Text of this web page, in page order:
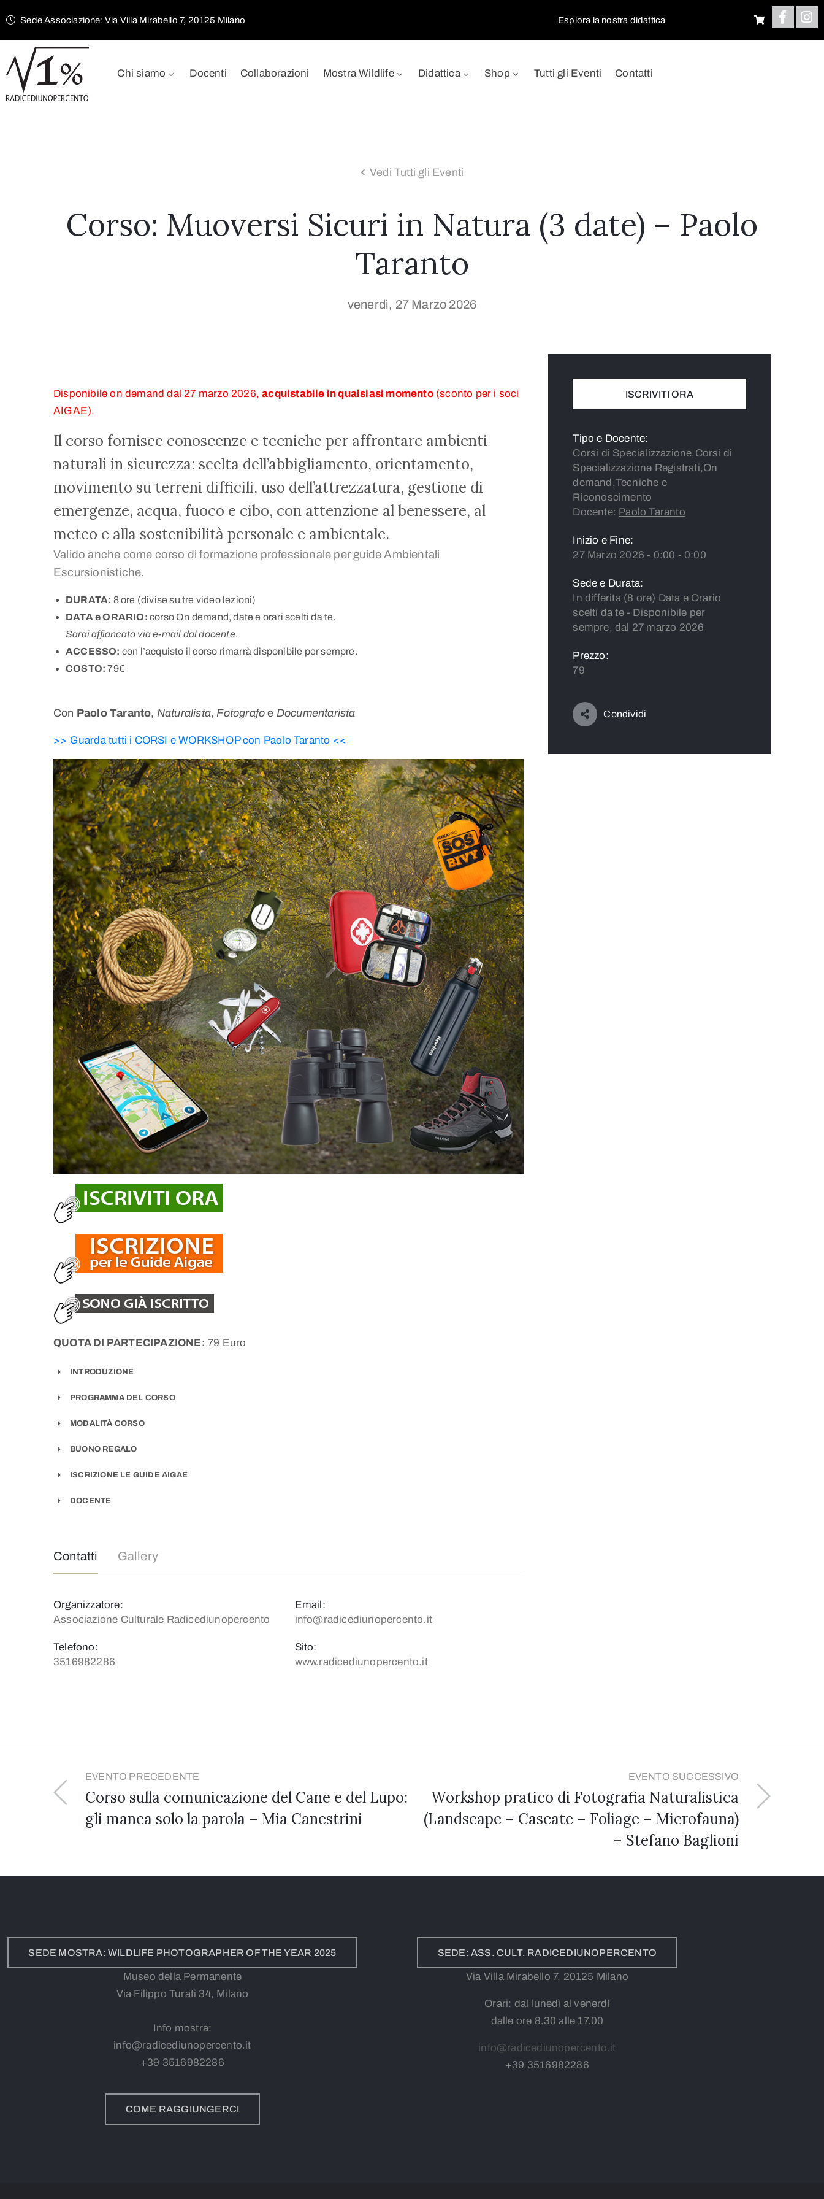
Sede Associazione: Via Villa Mirabello 7, 20125 Milano Esplora la nostra didattica
Chi siamo Docenti Collaborazioni Mostra Wildlife Didattica Shop Tutti gli Eventi Contatti
Vedi Tutti gli Eventi
Corso: Muoversi Sicuri in Natura (3 date) – Paolo
Taranto
venerdì, 27 Marzo 2026
Disponibile on demand dal 27 marzo 2026,acquistabile in qualsiasi momento(sconto per i soci
AIGAE).
Il corso fornisce conoscenze e tecniche per affrontare ambienti
naturali in sicurezza: scelta dell’abbigliamento, orientamento,
movimento su terreni difficili, uso dell’attrezzatura, gestione di
emergenze, acqua, fuoco e cibo, con attenzione al benessere, al
meteo e alla sostenibilità personale e ambientale.
Valido anche come corso di formazione professionale per guide Ambientali
Escursionistiche.
DURATA: 8 ore (divise su tre video lezioni)
DATA e ORARIO: corso On demand, date e orari scelti da te.
Sarai affiancato via e-mail dal docente.
ACCESSO: con l’acquisto il corso rimarrà disponibile per sempre.
COSTO: 79€
Con Paolo Taranto, Naturalista, Fotografo e Documentarista
>> Guarda tutti i CORSI e WORKSHOP con Paolo Taranto <<
QUOTA DI PARTECIPAZIONE: 79 Euro
INTRODUZIONE
PROGRAMMA DEL CORSO
MODALITÀ CORSO
BUONO REGALO
ISCRIZIONE LE GUIDE AIGAE
3 crediti formativi
DOCENTE
Contatti Gallery
Organizzatore:
Associazione Culturale Radicediunopercento
Telefono:
3516982286
Email:
info@radicediunopercento.it
Sito:
www.radicediunopercento.it
ISCRIVITI ORA
Tipo e Docente:
Corsi di Specializzazione,Corsi di
Specializzazione Registrati,On
demand,Tecniche e
Riconoscimento
Docente: Paolo Taranto
Inizio e Fine:
27 Marzo 2026 - 0:00 - 0:00
Sede e Durata:
In differita (8 ore) Data e Orario
scelti da te - Disponibile per
sempre, dal 27 marzo 2026
Prezzo:
79
Condividi
EVENTO PRECEDENTE
Corso sulla comunicazione del Cane e del Lupo:
gli manca solo la parola – Mia Canestrini
EVENTO SUCCESSIVO
Workshop pratico di Fotografia Naturalistica
(Landscape – Cascate – Foliage – Microfauna)
– Stefano Baglioni
SEDE MOSTRA: WILDLIFE PHOTOGRAPHER OF THE YEAR 2025
Museo della Permanente
Via Filippo Turati 34, Milano
Info mostra:
info@radicediunopercento.it
+39 3516982286
COME RAGGIUNGERCI
SEDE: ASS. CULT. RADICEDIUNOPERCENTO
Via Villa Mirabello 7, 20125 Milano
Orari: dal lunedì al venerdì
dalle ore 8.30 alle 17.00
info@radicediunopercento.it
+39 3516982286